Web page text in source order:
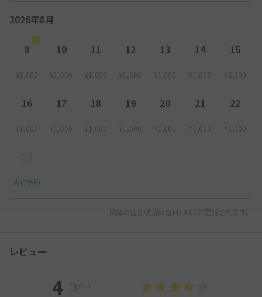
2026年8月
9
¥1,000
10
¥1,000
11
¥1,000
12
¥1,000
13
¥1,000
14
¥1,000
15
¥2,200
16
¥1,000
17
¥1,000
18
¥1,000
19
¥1,000
20
¥1,000
21
¥1,000
22
¥1,000
先行予約
以降の空き状況は毎日24:00に更新されます。
レビュー
4 （3件）